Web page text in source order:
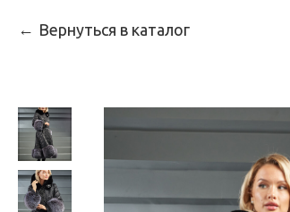
Вернуться в каталог